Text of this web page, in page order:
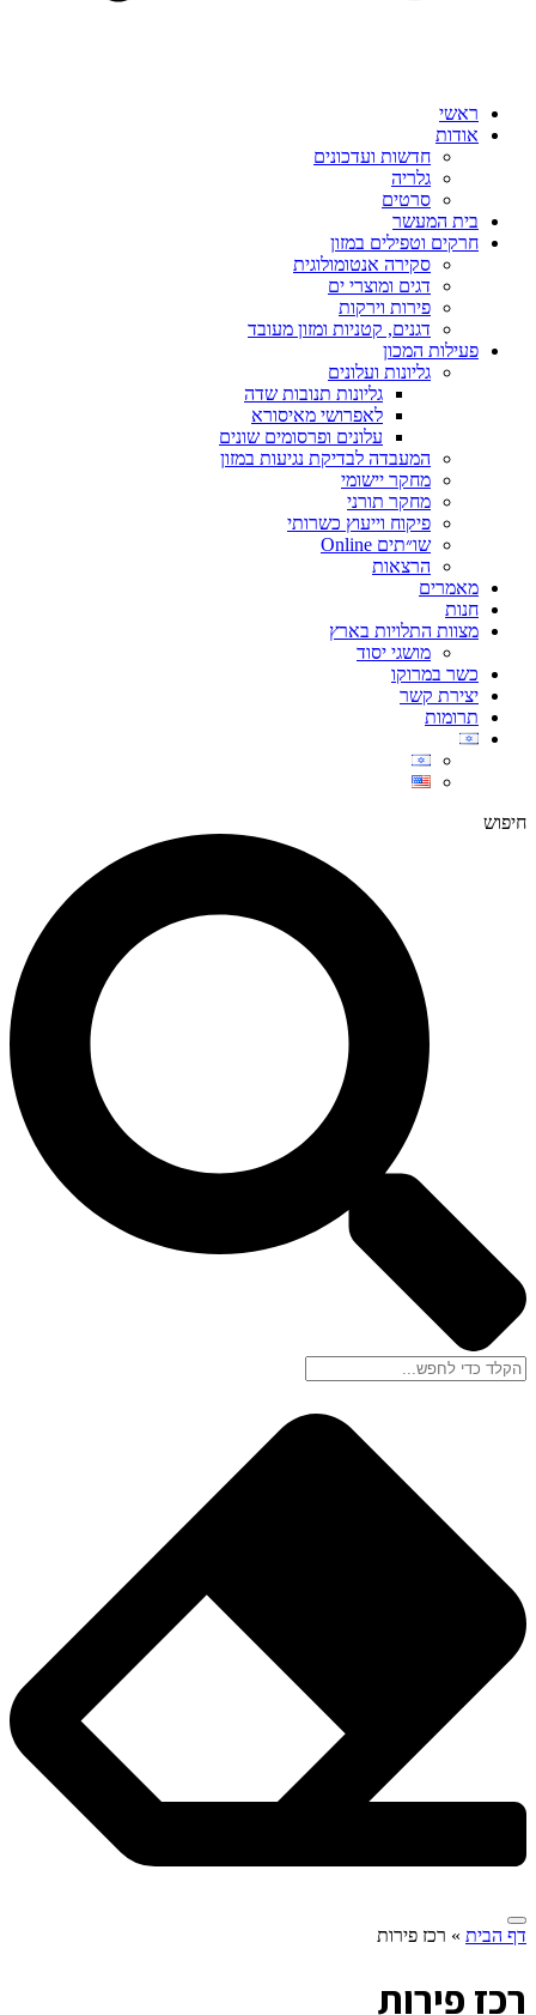
ראשי
אודות
חדשות ועדכונים
גלריה
סרטים
בית המעשר
חרקים וטפילים במזון
סקירה אנטומולוגית
דגים ומוצרי ים
פירות וירקות
דגנים, קטניות ומזון מעובד
פעילות המכון
גליונות ועלונים
גליונות תנובות שדה
לאפרושי מאיסורא
עלונים ופרסומים שונים
המעבדה לבדיקת נגיעות במזון
מחקר יישומי
מחקר תורני
פיקוח וייעוץ כשרותי
שו״תים Online
הרצאות
מאמרים
חנות
מצוות התלויות בארץ
מושגי יסוד
כשר במרוקו
יצירת קשר
תרומות
חיפוש
דף הבית » רכז פירות
רכז פירות